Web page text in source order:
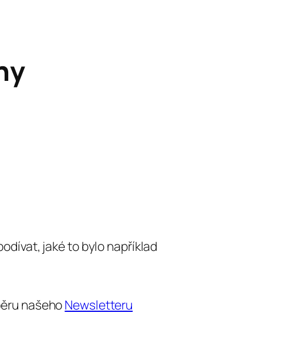
jaké to bylo například
našehoNewsletteru